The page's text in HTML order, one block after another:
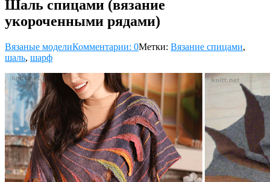
Шаль спицами (вязание
укороченными рядами)
Вязаные моделиКомментарии: 0Метки: Вязание спицами,
шаль, шарф